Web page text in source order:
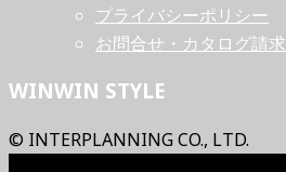
プライバシーポリシー
お問合せ・カタログ請求
WINWIN STYLE
© INTERPLANNING CO., LTD.